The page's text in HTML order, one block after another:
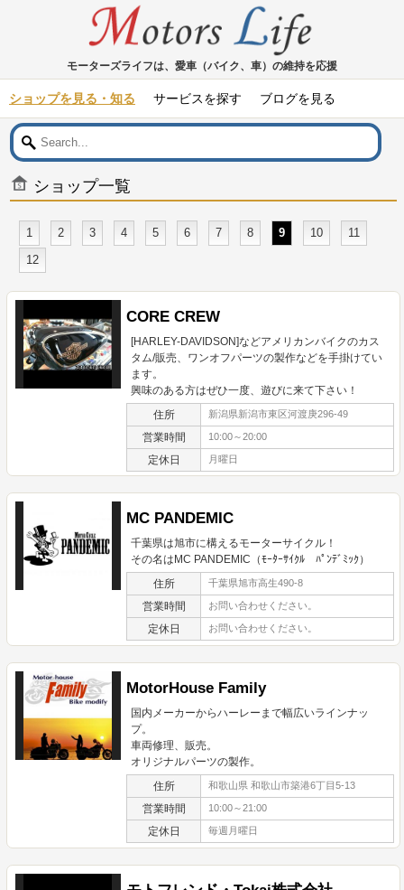
モーターズライフは、愛車（バイク、車）の維持を応援
ショップを見る・知る サービスを探す ブログを見る
ショップ一覧
1 2 3 4 5 6 7 8 9 10
11
12
CORE CREW
[HARLEY-DAVIDSON]などアメリカンバイクのカス
タム/販売、ワンオフパーツの製作などを手掛けてい
ます。
興味のある方はぜひ一度、遊びに来て下さい！
住所 新潟県新潟市東区河渡庚296-49
営業時間 10:00～20:00
定休日 月曜日
MC PANDEMIC
千葉県は旭市に構えるモーターサイクル！
その名はMC PANDEMIC（ﾓｰﾀｰｻｲｸﾙ ﾊﾟﾝﾃﾞﾐｯｸ）
住所 千葉県旭市高生490-8
営業時間 お問い合わせください。
定休日 お問い合わせください。
MotorHouse Family
国内メーカーからハーレーまで幅広いラインナッ
プ。
車両修理、販売。
オリジナルパーツの製作。
住所 和歌山県 和歌山市築港6丁目5-13
営業時間 10:00～21:00
定休日 毎週月曜日